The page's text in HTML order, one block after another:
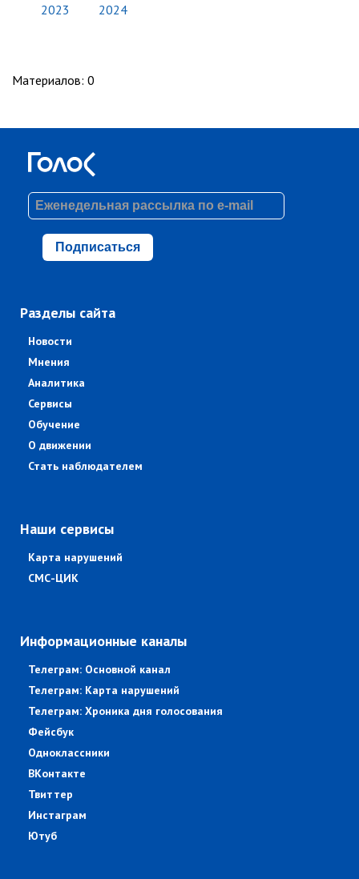
2023 2024
Материалов: 0
Подписаться
Разделы сайта
Новости
Мнения
Аналитика
Сервисы
Обучение
О движении
Стать наблюдателем
Наши сервисы
Карта нарушений
СМС-ЦИК
Информационные каналы
Телеграм: Основной канал
Телеграм: Карта нарушений
Телеграм: Хроника дня голосования
Фейсбук
Одноклассники
ВКонтакте
Твиттер
Инстаграм
Ютуб